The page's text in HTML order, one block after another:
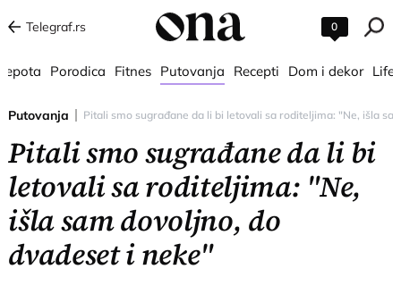
Telegraf.rs 0
Porodica Fitnes Putovanja Recepti Dom i dekor
Putovanja Pitali smo sugrađane da li bi letovali sa roditeljima: "Ne, išla
Pitali smo sugrađane da li bi
letovali sa roditeljima: "Ne,
išla sam dovoljno, do
dvadeset i neke"